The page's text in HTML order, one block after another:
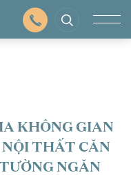
KHÔNG GIAN
THẤT CĂN
NGĂN